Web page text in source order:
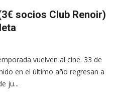
socios Club Renoir)
vuelven al cine. 33 de
en el último año regresan a
ju...